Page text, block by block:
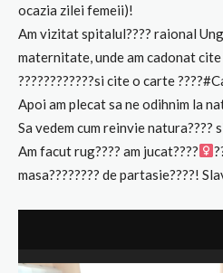
ocazia zilei femeii)!
Am vizitat spitalul???? raional
maternitate, unde am cadonat
????????????si cite o carte
Apoi am plecat sa ne odihnim la
Sa vedem cum reinvie natura????
Am facut rug???? am jucat????‍
masa???????? de partasie????!